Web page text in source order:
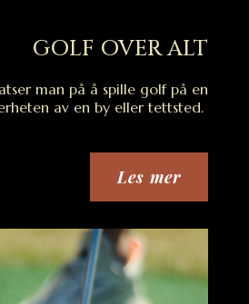
GOLF OVER ALT
man på å spille golf på en
av en by eller tettsted.
Les mer